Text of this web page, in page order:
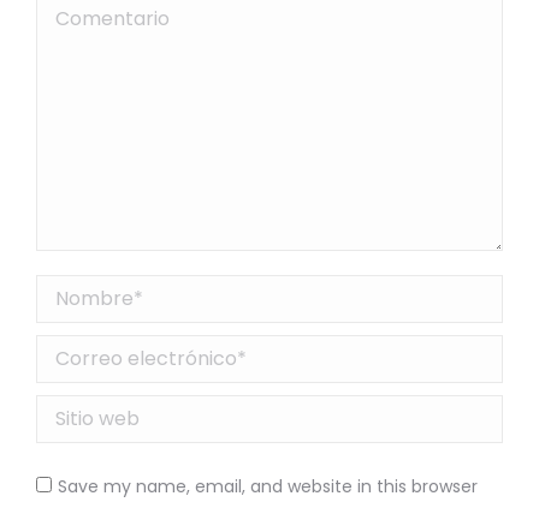
Comentario
Nombre *
Correo electrónico *
Sitio web
Save my name, email, and website in this browser